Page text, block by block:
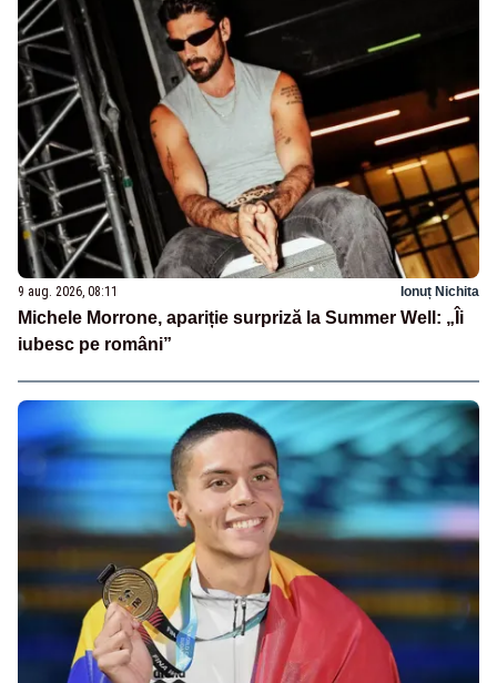
9 aug. 2026, 08:11 Ionuț Nichita
Michele Morrone, apariție surpriză la Summer Well: „Îi
iubesc pe români”